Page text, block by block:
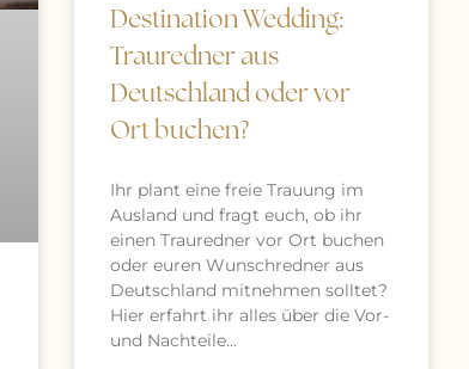
Destination Wedding:
Trauredner aus
Deutschland oder vor
Ort buchen?
Ihr plant eine freie Trauung im
Ausland und fragt euch, ob ihr
einen Trauredner vor Ort buchen
oder euren Wunschredner aus
Deutschland mitnehmen solltet?
Hier erfahrt ihr alles über die Vor-
und Nachteile…